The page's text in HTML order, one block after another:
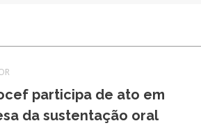
participa de ato em
da sustentação oral